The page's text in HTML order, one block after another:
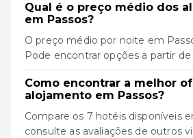
Qual é o preço médio dos
em Passos?
O preço médio por noite em
Pode encontrar opções a partir
Como encontrar a melhor
alojamento em Passos?
Compare os 7 hotéis disponíveis
consulte as avaliações de outros